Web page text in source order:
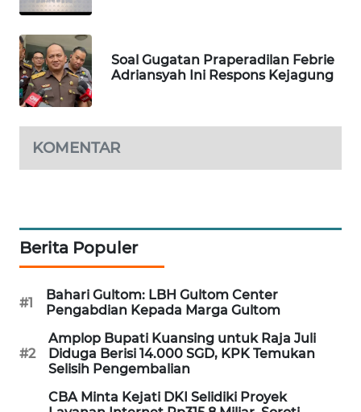
Soal Gugatan Praperadilan Febrie
Adriansyah Ini Respons Kejagung
KOMENTAR
Berita Populer
#1
Bahari Gultom: LBH Gultom Center
Pengabdian Kepada Marga Gultom
#2
Amplop Bupati Kuansing untuk Raja Juli
Diduga Berisi 14.000 SGD, KPK Temukan
Selisih Pengembalian
CBA Minta Kejati DKI Selidiki Proyek
WAHANA
PERSONA
WAHANA
OTOMOTIF
WAHANA
HEALTH
DESA
WISATA
LAPAK
WAHANA
Wahana
Network
KONSUMEN